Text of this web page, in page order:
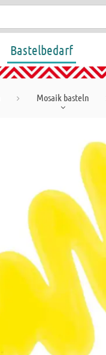
Bastelbedarf
Mosaik basteln